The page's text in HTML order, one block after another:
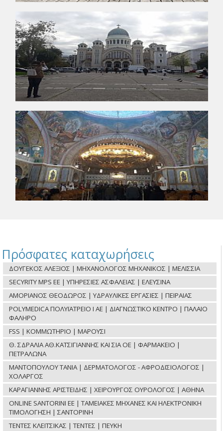
Πρόσφατες καταχωρήσεις
ΔΟΥΓΕΚΟΣ ΑΛΕΞΙΟΣ | ΜΗΧΑΝΟΛΟΓΟΣ ΜΗΧΑΝΙΚΟΣ | ΜΕΛΙΣΣΙΑ
SECYRITY MPS ΕΕ | ΥΠΗΡΕΣΙΕΣ ΑΣΦΑΛΕΙΑΣ | ΕΛΕΥΣΙΝΑ
ΑΜΟΡΙΑΝΟΣ ΘΕΟΔΩΡΟΣ | ΥΔΡΑΥΛΙΚΕΣ ΕΡΓΑΣΙΕΣ | ΠΕΙΡΑΙΑΣ
POLYMEDICA ΠΟΛΥΪΑΤΡΕΙΟ Ι ΑΕ | ΔΙΑΓΝΩΣΤΙΚΟ ΚΕΝΤΡΟ | ΠΑΛΑΙΟ
ΦΑΛΗΡΟ
FSS | ΚΟΜΜΩΤΗΡΙΟ | ΜΑΡΟΥΣΙ
Θ. ΣΔΡΑΛΙΑ ΑΘ.ΚΑΤΣΙΓΙΑΝΝΗΣ ΚΑΙ ΣΙΑ ΟΕ | ΦΑΡΜΑΚΕΙΟ |
ΠΕΤΡΑΛΩΝΑ
ΜΑΝΤΟΠΟΥΛΟΥ ΤΑΝΙΑ | ΔΕΡΜΑΤΟΛΟΓΟΣ - ΑΦΡΟΔΙΣΙΟΛΟΓΟΣ |
ΧΟΛΑΡΓΟΣ
ΚΑΡΑΓΙΑΝΝΗΣ ΑΡΙΣΤΕΙΔΗΣ | ΧΕΙΡΟΥΡΓΟΣ ΟΥΡΟΛΟΓΟΣ | ΑΘΗΝΑ
ONLINE SANTORINI ΕΕ | ΤΑΜΕΙΑΚΕΣ ΜΗΧΑΝΕΣ ΚΑΙ ΗΛΕΚΤΡΟΝΙΚΗ
ΤΙΜΟΛΟΓΗΣΗ | ΣΑΝΤΟΡΙΝΗ
ΤΕΝΤΕΣ ΚΛΕΙΤΣΙΚΑΣ | ΤΕΝΤΕΣ | ΠΕΥΚΗ